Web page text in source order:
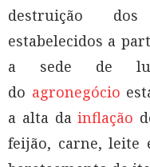
destruição
estabelecidos a
a sede de
do agronegócio
a alta dainflação
feijão, carne, leite